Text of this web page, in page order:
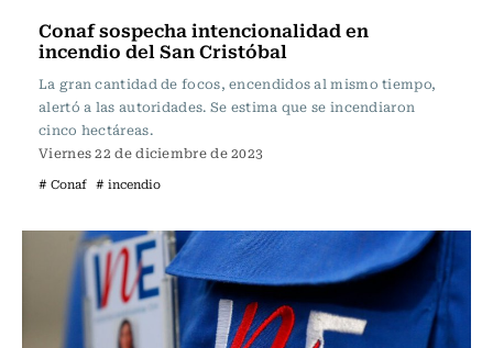
Conaf sospecha intencionalidad en
incendio del San Cristóbal
La gran cantidad de focos, encendidos al mismo tiempo,
alertó a las autoridades. Se estima que se incendiaron
cinco hectáreas.
Viernes 22 de diciembre de 2023
# Conaf # incendio